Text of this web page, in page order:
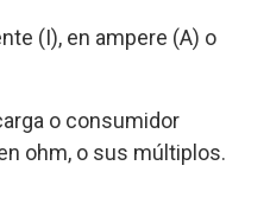
(I), en ampere (A) o
o consumidor
ohm, o sus múltiplos.